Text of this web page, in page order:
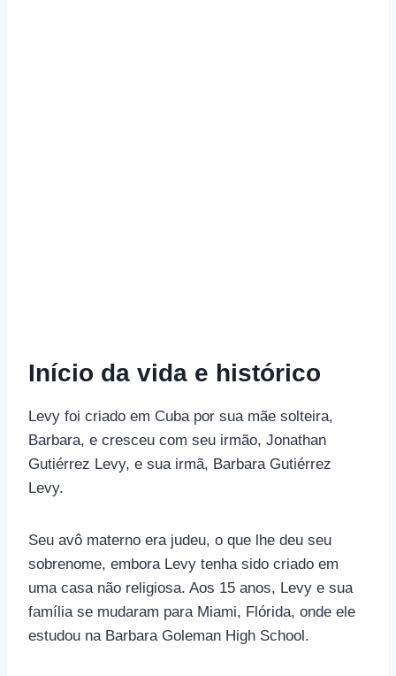
Início da vida e histórico
Levy foi criado em Cuba por sua mãe solteira,
Barbara, e cresceu com seu irmão, Jonathan
Gutiérrez Levy, e sua irmã, Barbara Gutiérrez
Levy.
Seu avô materno era judeu, o que lhe deu seu
sobrenome, embora Levy tenha sido criado em
uma casa não religiosa. Aos 15 anos, Levy e sua
família se mudaram para Miami, Flórida, onde ele
estudou na Barbara Goleman High School.